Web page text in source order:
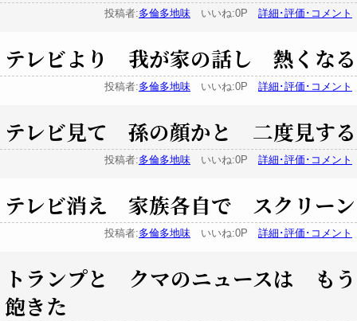
投稿者:多倫多地味 いいね:0P 詳細･評価･コメント
テレビより 我が家の話し 熱くなる
投稿者:多倫多地味 いいね:0P 詳細･評価･コメント
テレビ見て 孫の顔かと 二度見する
投稿者:多倫多地味 いいね:0P 詳細･評価･コメント
テレビ消え 家族各自で スクリーン
投稿者:多倫多地味 いいね:0P 詳細･評価･コメント
トランプと クマのニュースは もう
飽きた